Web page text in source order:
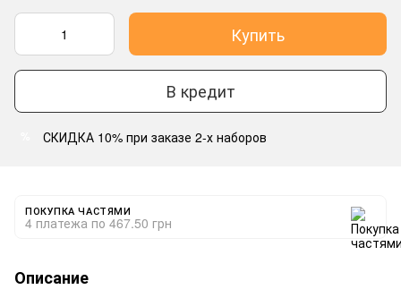
Купить
В кредит
СКИДКА 10% при заказе 2-х наборов
ПОКУПКА ЧАСТЯМИ
4 платежа по 467.50 грн
Описание